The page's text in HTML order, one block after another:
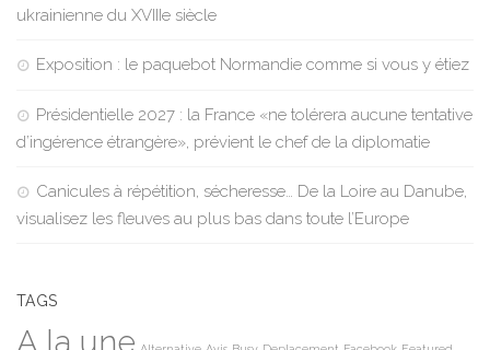
ukrainienne du XVIIIe siècle
Exposition : le paquebot Normandie comme si vous y étiez
Présidentielle 2027 : la France «ne tolérera aucune tentative
d’ingérence étrangère», prévient le chef de la diplomatie
Canicules à répétition, sécheresse… De la Loire au Danube,
visualisez les fleuves au plus bas dans toute l’Europe
TAGS
A la une